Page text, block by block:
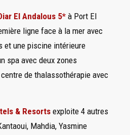
El Andalous 5* à Port El
ligne face à la mer avec
et une piscine intérieure
spa avec deux zones
centre de thalassothérapie avec
& Resortsexploite 4 autres
Mahdia, Yasmine